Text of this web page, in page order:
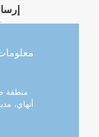
منطقة
أنهاي،